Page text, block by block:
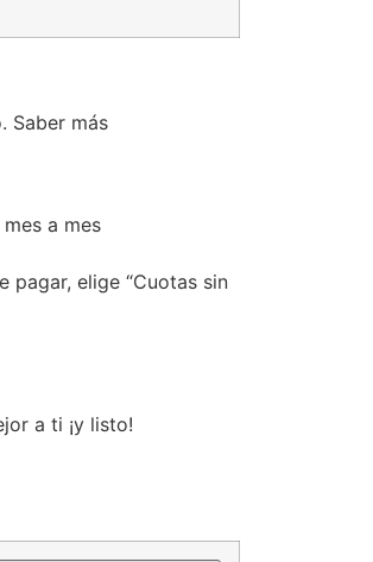
Saber más
a mes
elige “Cuotas sin
a ti ¡y listo!